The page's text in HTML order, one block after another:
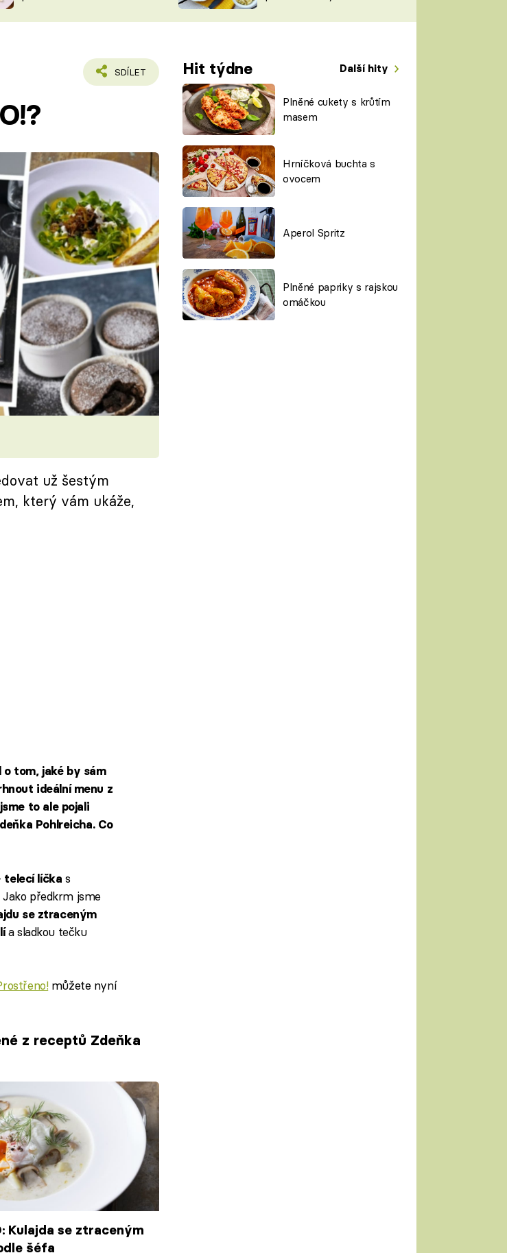
ŠÉFREDAKTORKY
ČASOPIS
SDÍLET Hit týdne Další hity
Plněné cukety s krůtím
masem
Hrníčková buchta s
ovocem
Aperol Spritz
Plněné papriky s rajskou
omáčkou
už šestým
který vám ukáže,
tom, jaké by sám
ideální menu z
to ale pojali
Pohlreicha. Co
telecí líčka s
předkrm jsme
se ztraceným
a sladkou tečku
můžete nyní
z receptů Zdeňka
šéfa